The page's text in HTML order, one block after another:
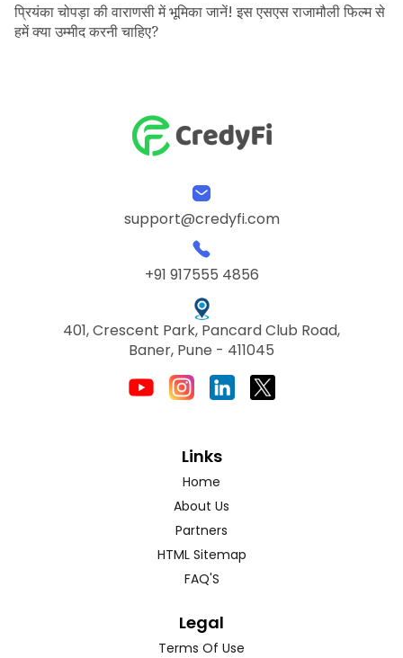
प्रियंका चोपड़ा की वाराणसी में भूमिका जानें! इस एसएस राजामौली फिल्म से
हमें क्या उम्मीद करनी चाहिए?
support@credyfi.com
+91 917555 4856
401, Crescent Park, Pancard Club Road,
Baner, Pune - 411045
Links
Home
About Us
Partners
HTML Sitemap
FAQ'S
Legal
Terms Of Use